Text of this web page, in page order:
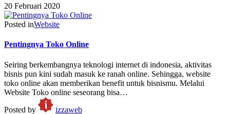
20 Februari 2020
Posted inWebsite
Pentingnya Toko Online
Seiring berkembangnya teknologi internet di indonesia, aktivitas
bisnis pun kini sudah masuk ke ranah online. Sehingga, website
toko online akan memberikan benefit untuk bisnismu. Melalui
Website Toko online seseorang bisa…
Posted by
izzaweb